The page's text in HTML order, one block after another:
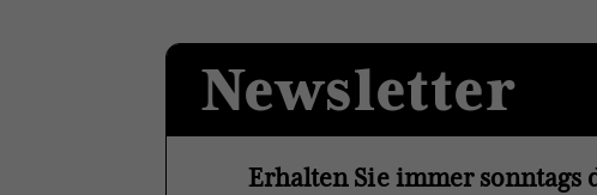
Newsletter
Erhalten Sie immer